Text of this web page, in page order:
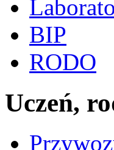
BIP
RODO
Uczeń,